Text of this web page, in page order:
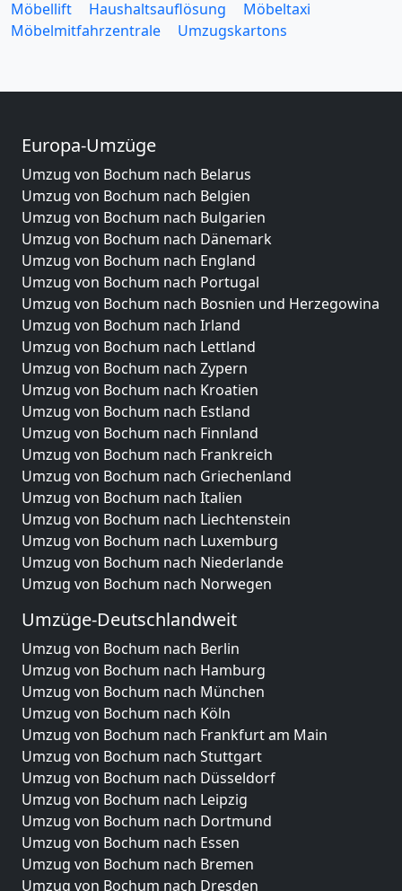
Möbellift
Haushaltsauflösung
Möbeltaxi
Möbelmitfahrzentrale
Umzugskartons
Europa-Umzüge
Umzug von Bochum nach Belarus
Umzug von Bochum nach Belgien
Umzug von Bochum nach Bulgarien
Umzug von Bochum nach Dänemark
Umzug von Bochum nach England
Umzug von Bochum nach Portugal
Umzug von Bochum nach Bosnien und Herzegowina
Umzug von Bochum nach Irland
Umzug von Bochum nach Lettland
Umzug von Bochum nach Zypern
Umzug von Bochum nach Kroatien
Umzug von Bochum nach Estland
Umzug von Bochum nach Finnland
Umzug von Bochum nach Frankreich
Umzug von Bochum nach Griechenland
Umzug von Bochum nach Italien
Umzug von Bochum nach Liechtenstein
Umzug von Bochum nach Luxemburg
Umzug von Bochum nach Niederlande
Umzug von Bochum nach Norwegen
Umzüge-Deutschlandweit
Umzug von Bochum nach Berlin
Umzug von Bochum nach Hamburg
Umzug von Bochum nach München
Umzug von Bochum nach Köln
Umzug von Bochum nach Frankfurt am Main
Umzug von Bochum nach Stuttgart
Umzug von Bochum nach Düsseldorf
Umzug von Bochum nach Leipzig
Umzug von Bochum nach Dortmund
Umzug von Bochum nach Essen
Umzug von Bochum nach Bremen
Umzug von Bochum nach Dresden